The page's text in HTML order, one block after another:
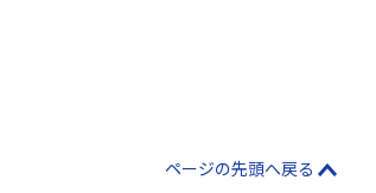
ページの先頭へ戻る